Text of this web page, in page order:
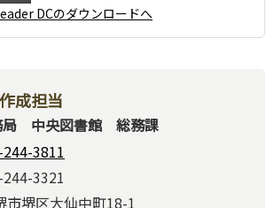
DCのダウンロードへ
成担当
局 中央図書館 総務課
3811
3321
堺区大仙中町18-1